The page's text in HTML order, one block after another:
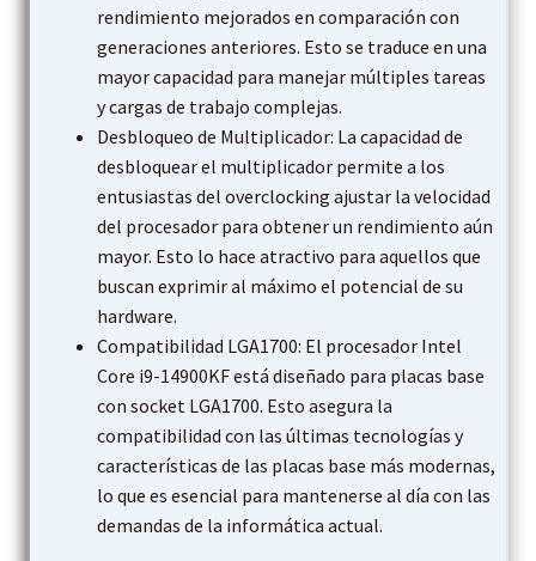
rendimiento mejorados en comparación con
generaciones anteriores. Esto se traduce en una
mayor capacidad para manejar múltiples tareas
y cargas de trabajo complejas.
Desbloqueo de Multiplicador: La capacidad de
desbloquear el multiplicador permite a los
entusiastas del overclocking ajustar la velocidad
del procesador para obtener un rendimiento aún
mayor. Esto lo hace atractivo para aquellos que
buscan exprimir al máximo el potencial de su
hardware.
Compatibilidad LGA1700: El procesador Intel
Core i9-14900KF está diseñado para placas base
con socket LGA1700. Esto asegura la
compatibilidad con las últimas tecnologías y
características de las placas base más modernas,
lo que es esencial para mantenerse al día con las
demandas de la informática actual.